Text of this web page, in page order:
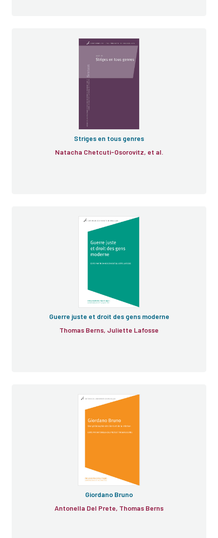
Striges en tous genres
Natacha Chetcuti-Osorovitz, et al.
Guerre juste et droit des gens moderne
Thomas Berns, Juliette Lafosse
Giordano Bruno
Antonella Del Prete, Thomas Berns